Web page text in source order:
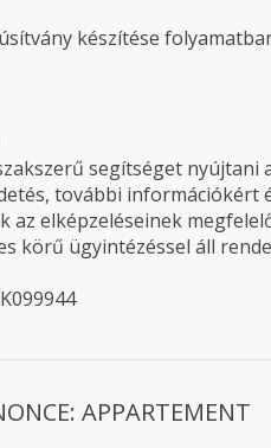
készítése
segítséget
további információkért
az elképzeléseinek
körű ügyintézéssel áll
APPARTEMENT